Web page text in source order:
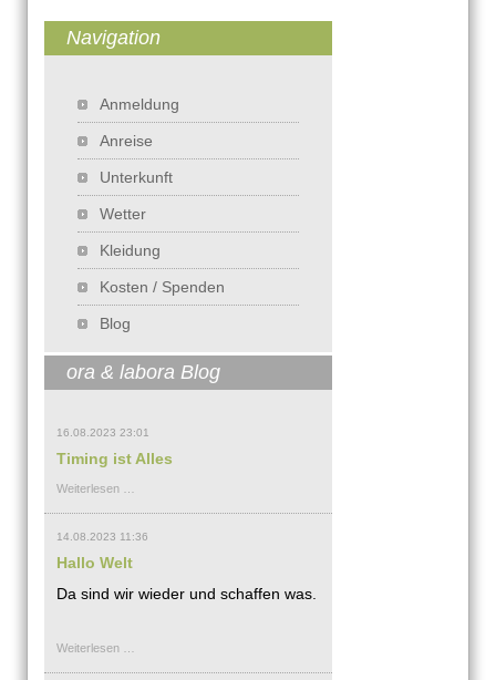
Navigation
Anmeldung
Anreise
Unterkunft
Wetter
Kleidung
Kosten / Spenden
Blog
ora & labora Blog
16.08.2023 23:01
Timing ist Alles
Weiterlesen …
Alles
14.08.2023 11:36
Hallo Welt
Da sind wir wieder und schaffen was.
Weiterlesen …